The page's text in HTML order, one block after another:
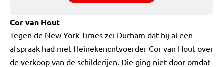
Cor van Hout
Tegen de New York Times zei Durham dat hij al een
afspraak had met Heinekenontvoerder Cor van Hout over
de verkoop van de schilderijen. Die ging niet door omdat